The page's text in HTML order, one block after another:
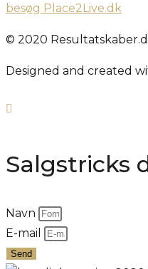
besøg Place2Live.dk
© 2020
Designed and created
Salgstricks
Navn
E-mail
Send